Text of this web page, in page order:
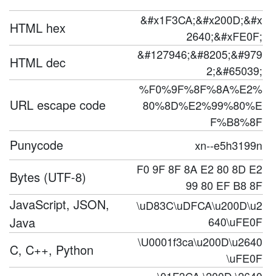
HTML hex
&#x1F3CA;&#x200D;&#x
2640;&#xFE0F;
HTML dec
&#127946;&#8205;&#979
2;&#65039;
URL escape code
%F0%9F%8F%8A%E2%
80%8D%E2%99%80%E
F%B8%8F
Punycode xn--e5h3199n
Bytes (UTF-8)
F0 9F 8F 8A E2 80 8D E2
99 80 EF B8 8F
JavaScript, JSON,
Java
\uD83C\uDFCA\u200D\u2
640\uFE0F
C, C++, Python
\U0001f3ca\u200D\u2640
\uFE0F